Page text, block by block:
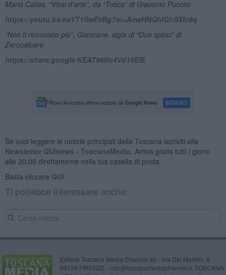
Maria Callas, “Vissi d’arte”, da “Tosca” di Giacomo Puccini
https://youtu.be/eaVT1SwPzBg?si=AmaHNQhIGhSXIc9q
“Non ti riconosco più”, Giancane, sigla di “Due spicci” di
Zerocalcare.
https://share.google/KEAT96Ifo4Vd19EIE
Se vuoi leggere le notizie principali della Toscana iscriviti alla
Newsletter QUInews - ToscanaMedia. Arriva gratis tutti i giorni
alle 20:00 direttamente nella tua casella di posta.
Basta cliccare QUI
Ti potrebbe interessare anche:
Editore Toscana Media Channel srl - Via Dei Martelli, 8 -
50129 FIRENZE - info@toscanamediachannel.it. TOSCANA